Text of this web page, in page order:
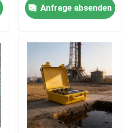
Anfrage absenden